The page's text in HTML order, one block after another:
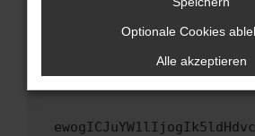
Wenn du alle oben genannten
hast, kontaktiere uns bitte. Wir
uns diesen Text schicken, um
Optionale Cookies
Alle akzeptieren